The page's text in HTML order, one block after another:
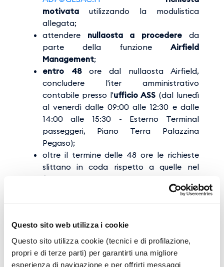
Questo sito web utilizza i cookie
Questo sito utilizza cookie (tecnici e di profilazione,
propri e di terze parti) per garantirti una migliore
esperienza di navigazione e per offrirti messaggi
motivata utilizzando la modulistica
allegata;
attendere nullaosta a procedere da
parte della funzione Airfield
Management;
entro 48ore dal nullaosta Airfield,
concludere l'iter amministrativo
contabile presso l'ufficio ASS (dal lunedì
al venerdì dalle 09:00 alle 12:30 e dalle
14:00 alle 15:30 - Esterno Terminal
passeggeri, Piano Terra Palazzina
Pegaso);
oltre il termine delle 48 ore le richieste
slittano in coda rispetto a quelle nel
frattempo pervenute e correttamente
Scarico il modulo informativa privacy
PREREQUISITI